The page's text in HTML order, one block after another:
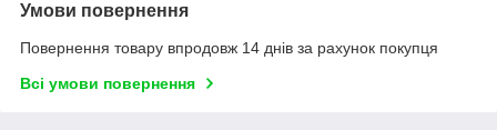
Умови повернення
Повернення товару впродовж 14 днів за рахунок покупця
Всі умови повернення